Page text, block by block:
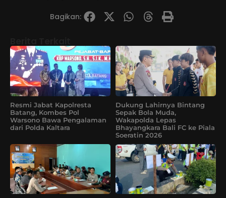
Bagikan:
Resmi Jabat Kapolresta
Batang, Kombes Pol
Warsono Bawa Pengalaman
dari Polda Kaltara
Dukung Lahirnya Bintang
Sepak Bola Muda,
Wakapolda Lepas
Bhayangkara Bali FC ke Piala
Soeratin 2026